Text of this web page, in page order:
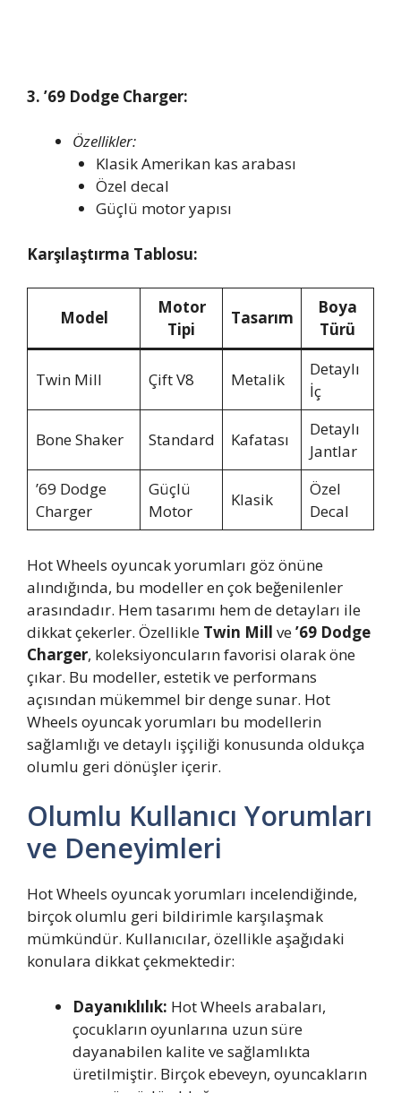
3. ’69 Dodge Charger:
Özellikler:
Klasik Amerikan kas arabası
Özel decal
Güçlü motor yapısı
Karşılaştırma Tablosu:
Model
Motor
Tipi
Tasarım
Boya
Türü
Twin Mill Çift V8 Metalik
Detaylı
İç
Bone Shaker Standard Kafatası
Detaylı
Jantlar
’69 Dodge
Charger
Güçlü
Motor
Klasik
Özel
Decal
Hot Wheels oyuncak yorumları göz önüne
alındığında, bu modeller en çok beğenilenler
arasındadır. Hem tasarımı hem de detayları ile
dikkat çekerler. Özellikle Twin Mill ve’69 Dodge
Charger, koleksiyoncuların favorisi olarak öne
çıkar. Bu modeller, estetik ve performans
açısından mükemmel bir denge sunar. Hot
Wheels oyuncak yorumları bu modellerin
sağlamlığı ve detaylı işçiliği konusunda oldukça
olumlu geri dönüşler içerir.
Olumlu Kullanıcı Yorumları
ve Deneyimleri
Hot Wheels oyuncak yorumları incelendiğinde,
birçok olumlu geri bildirimle karşılaşmak
mümkündür. Kullanıcılar, özellikle aşağıdaki
konulara dikkat çekmektedir:
Dayanıklılık: Hot Wheels arabaları,
çocukların oyunlarına uzun süre
dayanabilen kalite ve sağlamlıkta
üretilmiştir. Birçok ebeveyn, oyuncakların